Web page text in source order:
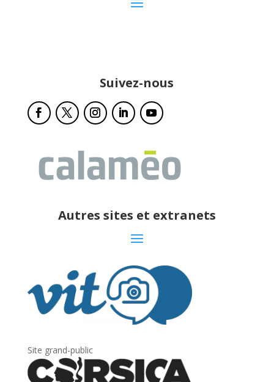
Suivez-nous
Autres sites et extranets
Site grand-public